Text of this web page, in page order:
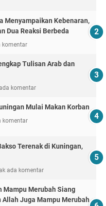
Menyampaikan Kebenaran,
Dua Reaksi Berbeda
komentar
Tulisan Arab dan
komentar
Mulai Makan Korban
komentar
Terenak di Kuningan,
ada komentar
Mampu Merubah Siang
Allah Juga Mampu Merubah